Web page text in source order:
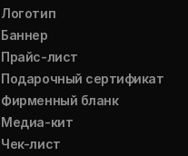
Логотип
Баннер
Прайс-лист
Подарочный сертификат
Фирменный бланк
Медиа-кит
Чек-лист